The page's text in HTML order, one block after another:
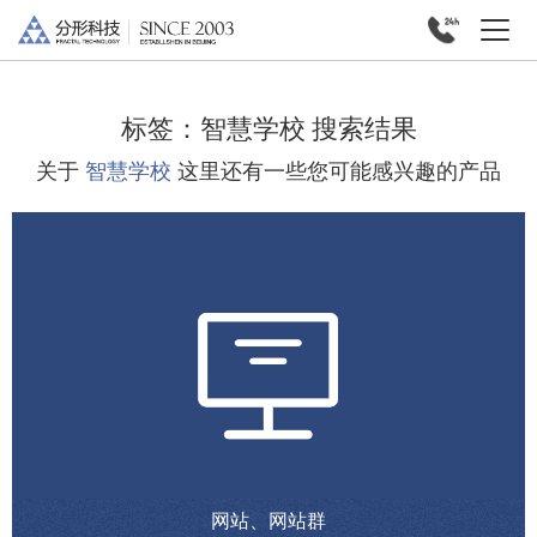
标签： 智慧学校 搜索结果
关于 智慧学校 这里还有一些您可能感兴趣的产品
网站、网站群